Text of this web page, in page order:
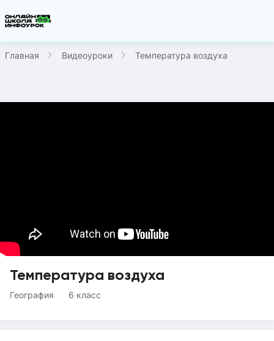
Главная Видеоуроки Температура воздуха
Температура воздуха
География 6 класс